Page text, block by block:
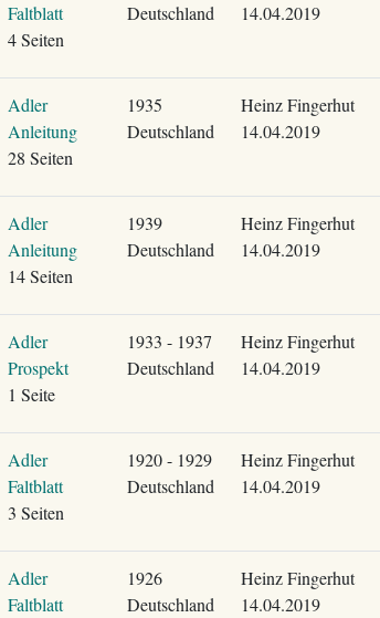
Faltblatt
4 Seiten
Deutschland
14.04.2019
Adler
Anleitung
28 Seiten
1935
Deutschland
Heinz Fingerhut
14.04.2019
Adler
Anleitung
14 Seiten
1939
Deutschland
Heinz Fingerhut
14.04.2019
Adler
Prospekt
1 Seite
1933 - 1937
Deutschland
Heinz Fingerhut
14.04.2019
Adler
Faltblatt
3 Seiten
1920 - 1929
Deutschland
Heinz Fingerhut
14.04.2019
Adler
Faltblatt
1926
Deutschland
Heinz Fingerhut
14.04.2019